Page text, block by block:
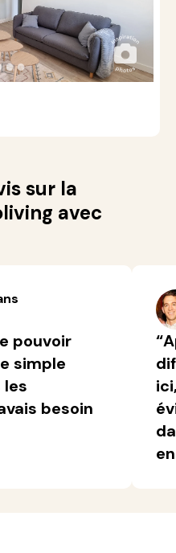
●●
sur la
avec
pouvoir
simple
les
besoin